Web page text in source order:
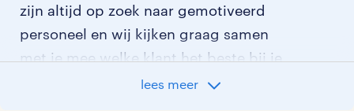
zijn altijd op zoek naar gemotiveerd
personeel en wij kijken graag samen
met je mee welke klant het beste bij je
lees meer